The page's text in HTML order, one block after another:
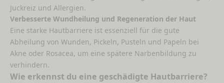
Juckreiz und Allergien.
Verbesserte Wundheilung und Regeneration der Haut
Eine starke Hautbarriere ist essenziell für die gute
Abheilung von Wunden, Pickeln, Pusteln und Papeln bei
Akne oder Rosacea, um eine spätere Narbenbildung zu
verhindern.
Wie erkennst du eine geschädigte Hautbarriere?